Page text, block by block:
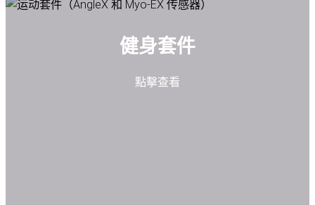
健身套件
點擊查看